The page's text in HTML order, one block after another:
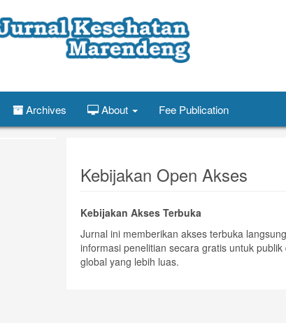
Archives About Fee Publication
Kebijakan Open Akses
Kebijakan Akses Terbuka
Jurnal ini memberikan akses terbuka
informasi penelitian secara gratis untuk
global yang lebih luas.